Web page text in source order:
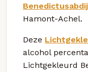
Hamont-Achel.
Deze
alcohol
Lichtgekleurd